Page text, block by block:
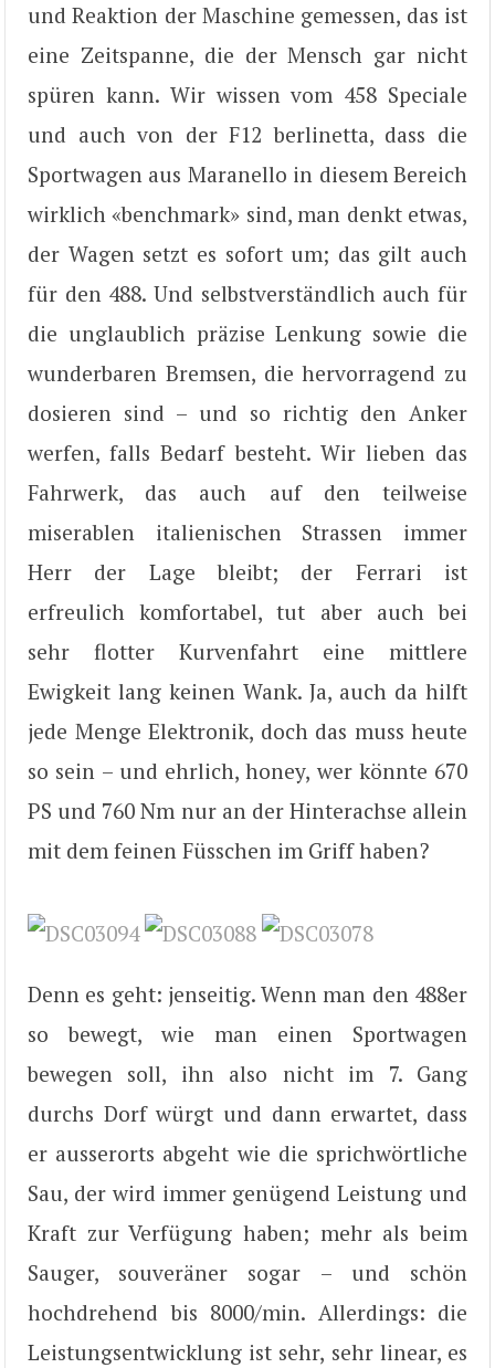
und Reaktion der Maschine gemessen, das ist
eine Zeitspanne, die der Mensch gar nicht
spüren kann. Wir wissen vom 458 Speciale
und auch von der F12 berlinetta, dass die
Sportwagen aus Maranello in diesem Bereich
wirklich «benchmark» sind, man denkt etwas,
der Wagen setzt es sofort um; das gilt auch
für den 488. Und selbstverständlich auch für
die unglaublich präzise Lenkung sowie die
wunderbaren Bremsen, die hervorragend zu
dosieren sind – und so richtig den Anker
werfen, falls Bedarf besteht. Wir lieben das
Fahrwerk, das auch auf den teilweise
miserablen italienischen Strassen immer
Herr der Lage bleibt; der Ferrari ist
erfreulich komfortabel, tut aber auch bei
sehr flotter Kurvenfahrt eine mittlere
Ewigkeit lang keinen Wank. Ja, auch da hilft
jede Menge Elektronik, doch das muss heute
so sein – und ehrlich, honey, wer könnte 670
PS und 760 Nm nur an der Hinterachse allein
mit dem feinen Füsschen im Griff haben?
Denn es geht: jenseitig. Wenn man den 488er
so bewegt, wie man einen Sportwagen
bewegen soll, ihn also nicht im 7. Gang
durchs Dorf würgt und dann erwartet, dass
er ausserorts abgeht wie die sprichwörtliche
Sau, der wird immer genügend Leistung und
Kraft zur Verfügung haben; mehr als beim
Sauger, souveräner sogar – und schön
hochdrehend bis 8000/min. Allerdings: die
Leistungsentwicklung ist sehr, sehr linear, es